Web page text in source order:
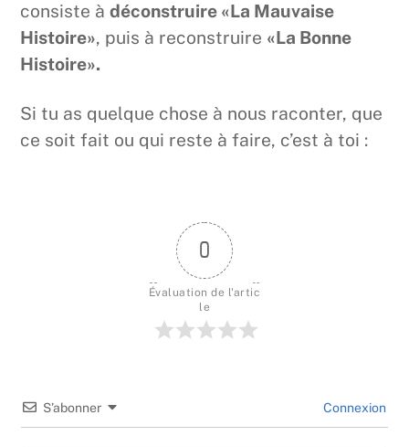
consiste àdéconstruire «La Mauvaise
Histoire», puis à reconstruire «La Bonne
Histoire».
Si tu as quelque chose à nous raconter, que
ce soit fait ou qui reste à faire, c’est à toi :
0
Évaluation de l'artic
le
S’abonner Connexion